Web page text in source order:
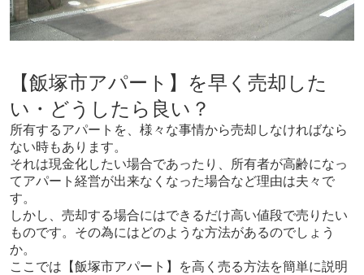
【飯塚市アパート】を早く売却した
い・どうしたら良い？
所有するアパートを、様々な事情から売却しなければなら
ない時もあります。
それは現金化したい場合であったり、所有者が高齢になっ
てアパート経営が出来なくなった場合など理由は夫々で
す。
しかし、売却する場合にはできるだけ高い値段で売りたい
ものです。その為にはどのような方法があるのでしょう
か。
ここでは【飯塚市アパート】を高く売る方法を簡単に説明